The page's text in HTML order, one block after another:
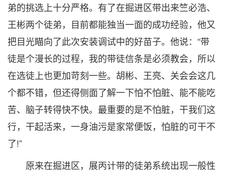
弟的挑选上十分严格。有了在掘进区带出来竺必浩、
王彬两个徒弟，目前都能独当一面的成功经验，他又
把目光瞄向了此次安装调试中的好苗子。他说：“带
徒是个漫长的过程，我的带徒信条是必须教会，所以
在选徒上也更加苛刻一些。胡彬、王亮、关会会这几
个都不错，但还得侧面了解一下怕不怕脏、能不能吃
苦、脑子转得快不快。最重要的是不怕脏，干我们这
行，干起活来，一身油污是家常便饭，怕脏的可干不
了!”
原来在掘进区，展丙计带的徒弟系统出现一般性